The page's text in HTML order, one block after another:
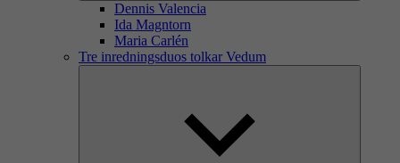
Dennis Valencia
Ida Magntorn
Maria Carlén
Tre inredningsduos tolkar Vedum